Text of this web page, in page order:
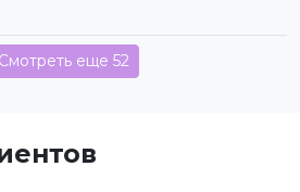
Смотреть еще 52